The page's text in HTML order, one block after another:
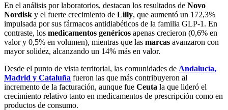
En el análisis por laboratorios, destacan los resultados de Novo
Nordisk y el fuerte crecimiento de Lilly, que aumentó un 172,3%
impulsada por sus fármacos antidiabéticos de la familia GLP-1. En
contraste, los medicamentos genéricos apenas crecieron (0,6% en
valor y 0,5% en volumen), mientras que las marcas avanzaron con
mayor solidez, alcanzando un 14% más en valor.
Desde el punto de vista territorial, las comunidades de Andalucía,
Madrid y Cataluña fueron las que más contribuyeron al
incremento de la facturación, aunque fue Ceuta la que lideró el
crecimiento relativo tanto en medicamentos de prescripción como en
productos de consumo.